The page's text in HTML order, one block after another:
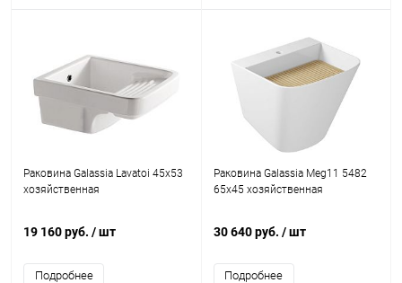
Раковина Galassia Lavatoi 45x53
хозяйственная
19 160 руб. / шт
Подробнее
Раковина Galassia Meg11 5482
65x45 хозяйственная
30 640 руб. / шт
Подробнее